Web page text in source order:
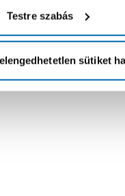
Testre szabás
sütiket